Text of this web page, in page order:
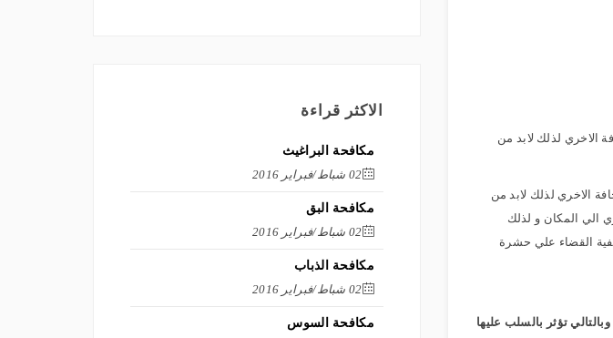
الاخري لذلك لابد من
الاخري لذلك لابد من
الي المكان و لذلك
القضاء علي حشرة
تؤثر بالسلب عليها
الاكثر قراءة
مكافحة البراغيث
02 شباط/فبراير 2016
مكافحة البق
02 شباط/فبراير 2016
مكافحة الذباب
02 شباط/فبراير 2016
مكافحة السوس